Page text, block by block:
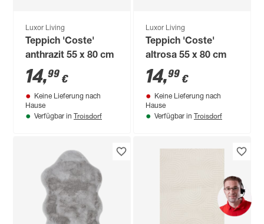
Luxor Living
Teppich 'Coste'
anthrazit 55 x 80 cm
14,99 €
Keine Lieferung nach
Hause
Verfügbar in Troisdorf
Luxor Living
Teppich 'Coste'
altrosa 55 x 80 cm
14,99 €
Keine Lieferung nach
Hause
Verfügbar in Troisdorf